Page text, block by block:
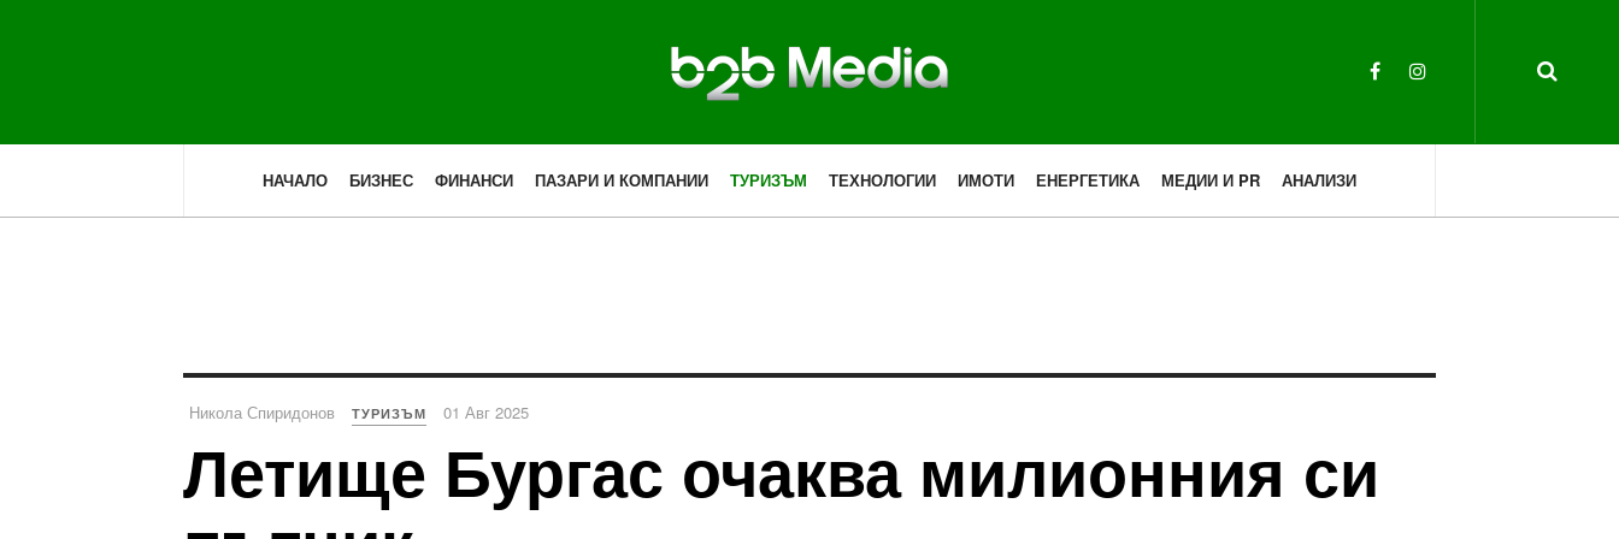
НАЧАЛО БИЗНЕС ФИНАНСИ ПАЗАРИ И КОМПАНИИ ТУРИЗЪМ ТЕХНОЛОГИИ ИМОТИ ЕНЕРГЕТИКА МЕДИИ И PR АНАЛИЗИ
Никола Спиридонов ТУРИЗЪМ 01 Авг 2025
Летище Бургас очаква милионния си